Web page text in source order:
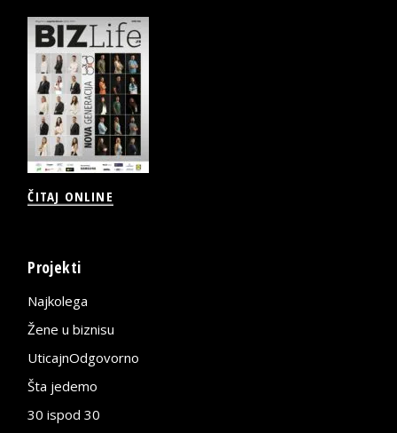
ČITAJ ONLINE
Projekti
Najkolega
Žene u biznisu
UticajnOdgovorno
Šta jedemo
30 ispod 30